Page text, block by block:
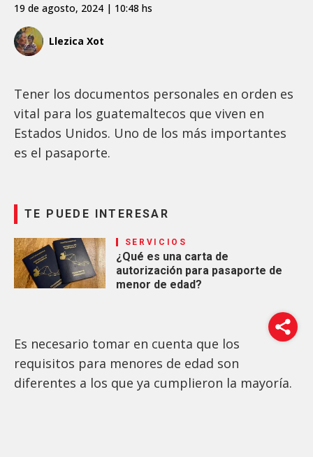
Llezica Xot
19 de agosto, 2024 | 10:48 hs
Tener los documentos personales en orden es
vital para los guatemaltecos que viven en
Estados Unidos. Uno de los más importantes
es el pasaporte.
TE PUEDE INTERESAR
SERVICIOS
¿Qué es una carta de
autorización para pasaporte de
menor de edad?
Es necesario tomar en cuenta que los
requisitos para menores de edad son
diferentes a los que ya cumplieron la mayoría.